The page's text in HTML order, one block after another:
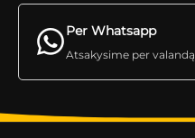
Per Whatsapp
Atsakysime per valandą